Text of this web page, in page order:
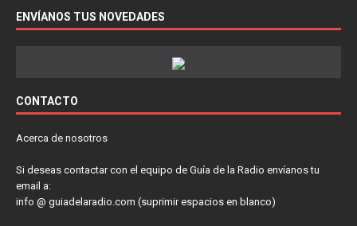
ENVÍANOS TUS NOVEDADES
CONTACTO
Acerca de nosotros
Si deseas contactar con el equipo de Guía de la Radio envíanos tu
email a:
info @ guiadelaradio.com (suprimir espacios en blanco)